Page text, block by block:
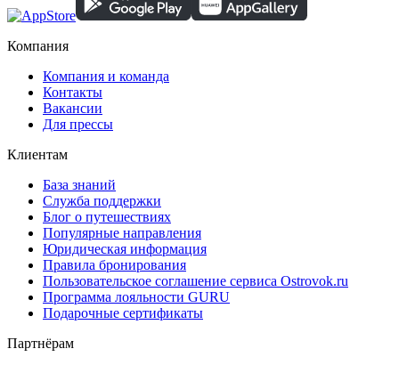
Компания
Компания и команда
Контакты
Вакансии
Для прессы
Клиентам
База знаний
Служба поддержки
Блог о путешествиях
Популярные направления
Юридическая информация
Правила бронирования
Пользовательское соглашение сервиса Ostrovok.ru
Программа лояльности GURU
Подарочные сертификаты
Партнёрам